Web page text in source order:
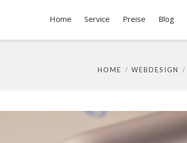
Home Service Preise Blog
HOME WEBDESIGN